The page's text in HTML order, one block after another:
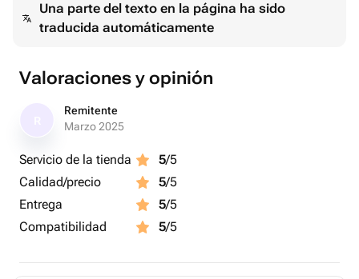
Una parte del texto en la página ha sido
traducida automáticamente
Valoraciones y opinión
Remitente
Marzo 2025
Servicio de la tienda 5/5
Calidad/precio
5/5
Entrega
5/5
Compatibilidad
5/5